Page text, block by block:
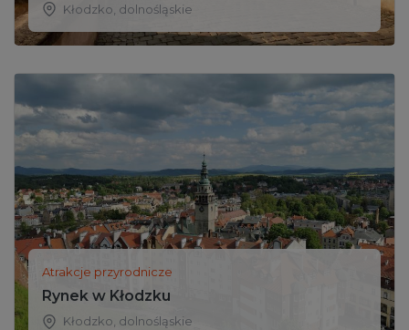
Kłodzko dolnośląskie
Atrakcje przyrodnicze
Rynek w Kłodzku
Kłodzko dolnośląskie